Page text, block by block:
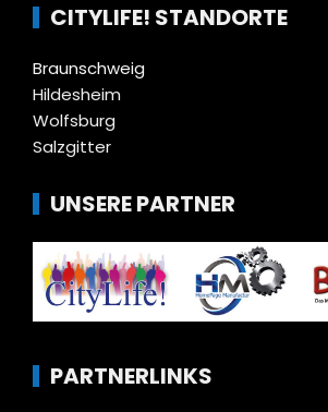
CITYLIFE! STANDORTE
Braunschweig
Hildesheim
Wolfsburg
Salzgitter
UNSERE PARTNER
PARTNERLINKS